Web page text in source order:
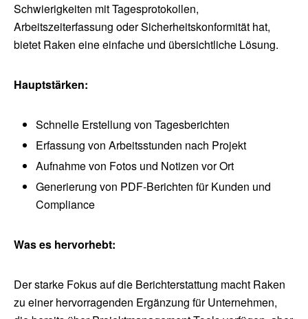
Schwierigkeiten mit Tagesprotokollen,
Arbeitszeiterfassung oder Sicherheitskonformität hat,
bietet Raken eine einfache und übersichtliche Lösung.
Hauptstärken:
Schnelle Erstellung von Tagesberichten
Erfassung von Arbeitsstunden nach Projekt
Aufnahme von Fotos und Notizen vor Ort
Generierung von PDF-Berichten für Kunden und
Compliance
Was es hervorhebt:
Der starke Fokus auf die Berichterstattung macht Raken
zu einer hervorragenden Ergänzung für Unternehmen,